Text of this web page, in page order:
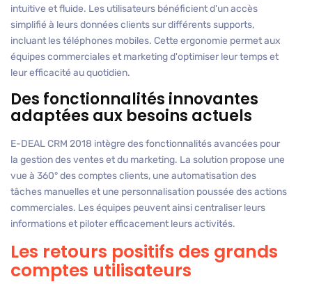
intuitive et fluide. Les utilisateurs bénéficient d'un accès
simplifié à leurs données clients sur différents supports,
incluant les téléphones mobiles. Cette ergonomie permet aux
équipes commerciales et marketing d'optimiser leur temps et
leur efficacité au quotidien.
Des fonctionnalités innovantes
adaptées aux besoins actuels
E-DEAL CRM 2018 intègre des fonctionnalités avancées pour
la gestion des ventes et du marketing. La solution propose une
vue à 360° des comptes clients, une automatisation des
tâches manuelles et une personnalisation poussée des actions
commerciales. Les équipes peuvent ainsi centraliser leurs
informations et piloter efficacement leurs activités.
Les retours positifs des grands
comptes utilisateurs